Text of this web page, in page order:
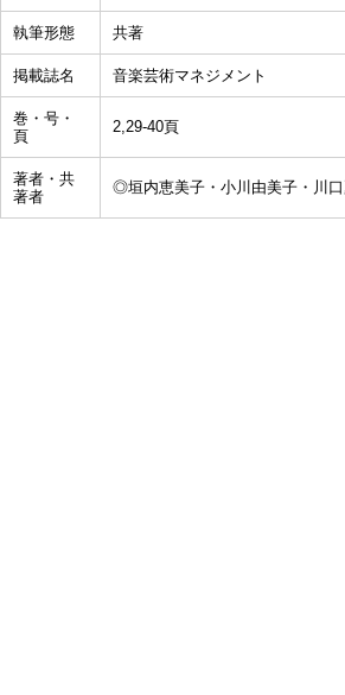
執筆形態 共著
掲載誌名 音楽芸術マネジメント
巻・号・
頁
2,29-40頁
著者・共
著者
◎垣内恵美子・小川由美子・川